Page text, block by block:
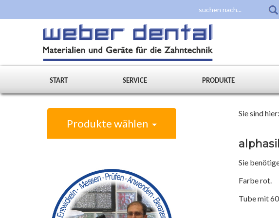
START SERVICE PRODUKTE
Produkte wählen
Sie sind
Sie
Farbe rot.
Tube mit